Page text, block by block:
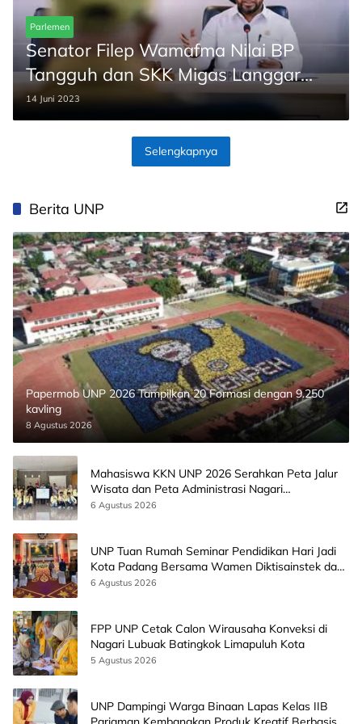
Parlemen
Senator Filep Wamafma Nilai BP
Tangguh dan SKK Migas Langgar
Konstitusi
14 Juni 2023
Selengkapnya
Berita UNP
Papermob UNP 2026 Tampilkan 20 Formasi dengan 9.250
kavling
8 Agustus 2026
Mahasiswa KKN UNP 2026 Serahkan Peta Jalur
Wisata dan Peta Administrasi Nagari
Paninggahan
6 Agustus 2026
UNP Tuan Rumah Seminar Pendidikan Hari Jadi
Kota Padang Bersama Wamen Diktisainstek dan
CEO EMGS Malaysia
6 Agustus 2026
FPP UNP Cetak Calon Wirausaha Konveksi di
Nagari Lubuak Batingkok Limapuluh Kota
5 Agustus 2026
UNP Dampingi Warga Binaan Lapas Kelas IIB